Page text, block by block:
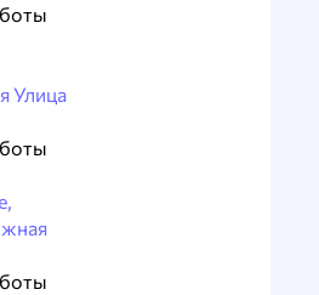
Улица